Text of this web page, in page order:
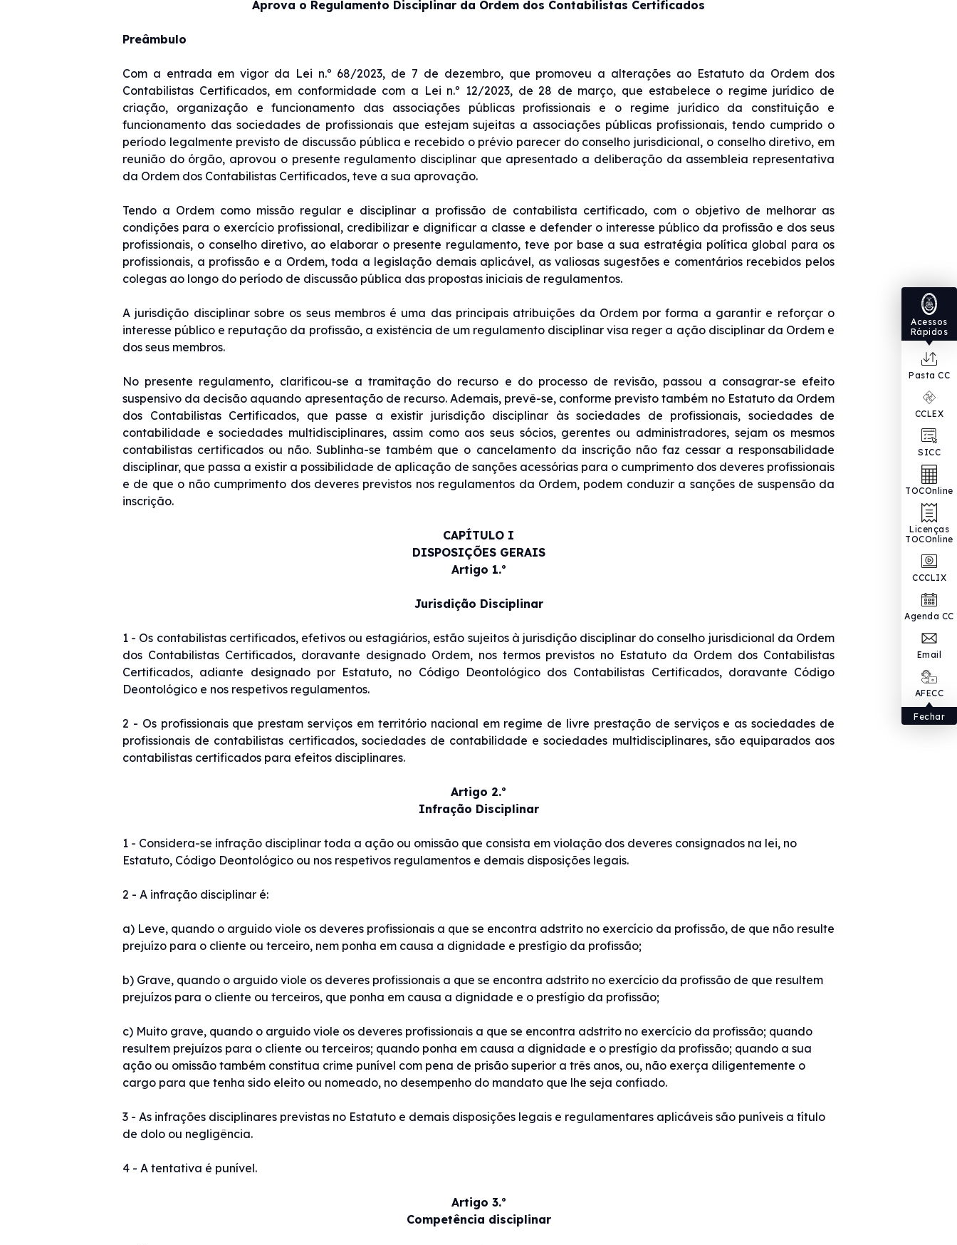
Acessos
Rápidos
Pasta CC
CCLEX
SICC
TOCOnline
Licenças
TOCOnline
CCCLIX
Agenda CC
Email
AFECC
Fechar
Aprova o Regulamento Disciplinar da Ordem dos Contabilistas Certificados
Preâmbulo
Com a entrada em vigor da Lei n.º 68/2023, de 7 de dezembro, que promoveu a alterações ao Estatuto da Ordem dos
Contabilistas Certificados, em conformidade com a Lei n.º 12/2023, de 28 de março, que estabelece o regime jurídico de
criação, organização e funcionamento das associações públicas profissionais e o regime jurídico da constituição e
funcionamento das sociedades de profissionais que estejam sujeitas a associações públicas profissionais, tendo cumprido o
período legalmente previsto de discussão pública e recebido o prévio parecer do conselho jurisdicional, o conselho diretivo, em
reunião do órgão, aprovou o presente regulamento disciplinar que apresentado a deliberação da assembleia representativa
da Ordem dos Contabilistas Certificados, teve a sua aprovação.
Tendo a Ordem como missão regular e disciplinar a profissão de contabilista certificado, com o objetivo de melhorar as
condições para o exercício profissional, credibilizar e dignificar a classe e defender o interesse público da profissão e dos seus
profissionais, o conselho diretivo, ao elaborar o presente regulamento, teve por base a sua estratégia política global para os
profissionais, a profissão e a Ordem, toda a legislação demais aplicável, as valiosas sugestões e comentários recebidos pelos
colegas ao longo do período de discussão pública das propostas iniciais de regulamentos.
A jurisdição disciplinar sobre os seus membros é uma das principais atribuições da Ordem por forma a garantir e reforçar o
interesse público e reputação da profissão, a existência de um regulamento disciplinar visa reger a ação disciplinar da Ordem e
dos seus membros.
No presente regulamento, clarificou-se a tramitação do recurso e do processo de revisão, passou a consagrar-se efeito
suspensivo da decisão aquando apresentação de recurso. Ademais, prevê-se, conforme previsto também no Estatuto da Ordem
dos Contabilistas Certificados, que passe a existir jurisdição disciplinar às sociedades de profissionais, sociedades de
contabilidade e sociedades multidisciplinares, assim como aos seus sócios, gerentes ou administradores, sejam os mesmos
contabilistas certificados ou não. Sublinha-se também que o cancelamento da inscrição não faz cessar a responsabilidade
disciplinar, que passa a existir a possibilidade de aplicação de sanções acessórias para o cumprimento dos deveres profissionais
e de que o não cumprimento dos deveres previstos nos regulamentos da Ordem, podem conduzir a sanções de suspensão da
inscrição.
CAPÍTULO I
DISPOSIÇÕES GERAIS
Artigo 1.º
Jurisdição Disciplinar
1 - Os contabilistas certificados, efetivos ou estagiários, estão sujeitos à jurisdição disciplinar do conselho jurisdicional da Ordem
dos Contabilistas Certificados, doravante designado Ordem, nos termos previstos no Estatuto da Ordem dos Contabilistas
Certificados, adiante designado por Estatuto, no Código Deontológico dos Contabilistas Certificados, doravante Código
Deontológico e nos respetivos regulamentos.
2 - Os profissionais que prestam serviços em território nacional em regime de livre prestação de serviços e as sociedades de
profissionais de contabilistas certificados, sociedades de contabilidade e sociedades multidisciplinares, são equiparados aos
contabilistas certificados para efeitos disciplinares.
Artigo 2.º
Infração Disciplinar
1 - Considera-se infração disciplinar toda a ação ou omissão que consista em violação dos deveres consignados na lei, no
Estatuto, Código Deontológico ou nos respetivos regulamentos e demais disposições legais.
2 - A infração disciplinar é:
a) Leve, quando o arguido viole os deveres profissionais a que se encontra adstrito no exercício da profissão, de que não resulte
prejuízo para o cliente ou terceiro, nem ponha em causa a dignidade e prestígio da profissão;
b) Grave, quando o arguido viole os deveres profissionais a que se encontra adstrito no exercício da profissão de que resultem
prejuízos para o cliente ou terceiros, que ponha em causa a dignidade e o prestígio da profissão;
c) Muito grave, quando o arguido viole os deveres profissionais a que se encontra adstrito no exercício da profissão; quando
resultem prejuízos para o cliente ou terceiros; quando ponha em causa a dignidade e o prestígio da profissão; quando a sua
ação ou omissão também constitua crime punível com pena de prisão superior a três anos, ou, não exerça diligentemente o
cargo para que tenha sido eleito ou nomeado, no desempenho do mandato que lhe seja confiado.
3 - As infrações disciplinares previstas no Estatuto e demais disposições legais e regulamentares aplicáveis são puníveis a título
de dolo ou negligência.
4 - A tentativa é punível.
Artigo 3.º
Competência disciplinar